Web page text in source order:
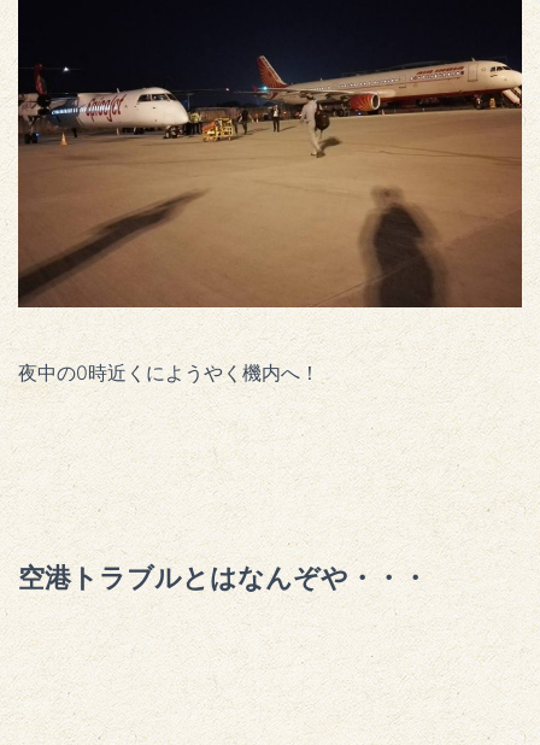
夜中の0時近くにようやく機内へ！
空港トラブルとはなんぞや・・・